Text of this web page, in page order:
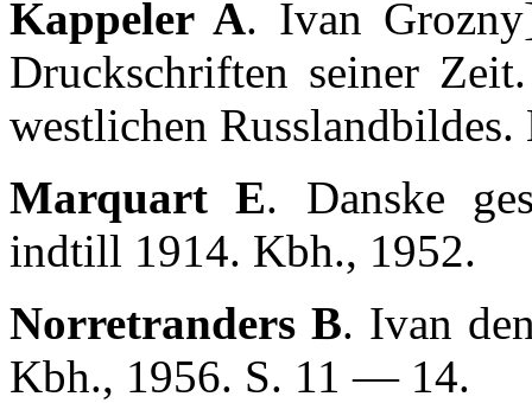
Kappeler A. Ivan
Druckschriften seiner
westlichen Russlandbildes.
Marquart E. Danske
indtill 1914. Kbh., 1952.
Norretranders B. Ivan
Kbh., 1956. S. 11 — 14.